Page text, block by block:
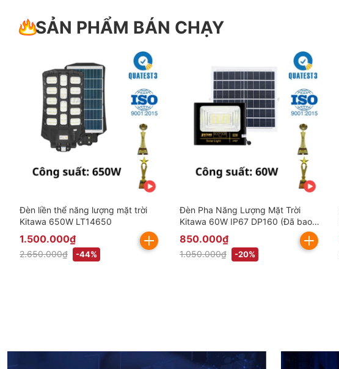
SẢN PHẨM BÁN CHẠY
Đèn liền thể năng lượng mặt trời
Kitawa 650W LT14650
1.500.000₫
2.650.000₫ -44%
Đèn Pha Năng Lượng Mặt Trời
Kitawa 60W IP67 DP160 (Đã bao
gồm VAT)
850.000₫
1.050.000₫ -20%